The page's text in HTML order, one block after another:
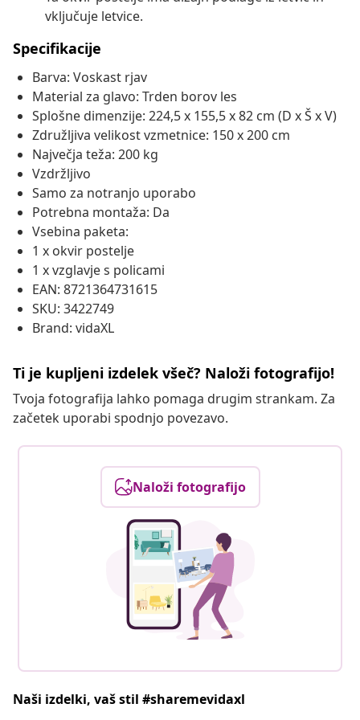
vključuje letvice.
Specifikacije
Barva: Voskast rjav
Material za glavo: Trden borov les
Splošne dimenzije: 224,5 x 155,5 x 82 cm (D x Š x V)
Združljiva velikost vzmetnice: 150 x 200 cm
Največja teža: 200 kg
Vzdržljivo
Samo za notranjo uporabo
Potrebna montaža: Da
Vsebina paketa:
1 x okvir postelje
1 x vzglavje s policami
EAN: 8721364731615
SKU: 3422749
Brand: vidaXL
Ti je kupljeni izdelek všeč? Naloži fotografijo!
Tvoja fotografija lahko pomaga drugim strankam. Za
začetek uporabi spodnjo povezavo.
Naloži fotografijo
Naši izdelki, vaš stil #sharemevidaxl